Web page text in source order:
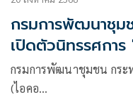
กรมการพัฒนาชุม
เปิดตัวนิทรรศกา
มหัศจรรย์แห่งเส้
กรมการพัฒนาชุมชน กระ
(ไอคอ…